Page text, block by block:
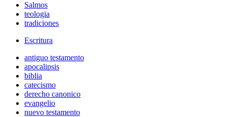
Salmos
teologia
tradiciones
Escritura
antiguo testamento
apocalipsis
biblia
catecismo
derecho canonico
evangelio
nuevo testamento